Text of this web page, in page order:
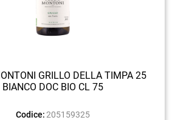
GRILLO DELLA TIMPA 25
BIANCO DOC BIO CL 75
Codice: 205159325